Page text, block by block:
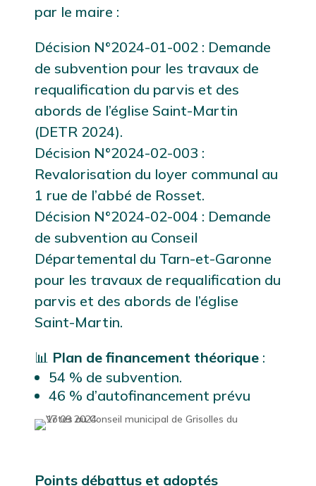
par le maire :
Décision N°2024-01-002 : Demande
de subvention pour les travaux de
requalification du parvis et des
abords de l’église Saint-Martin
(DETR 2024).
Décision N°2024-02-003 :
Revalorisation du loyer communal au
1 rue de l’abbé de Rosset.
Décision N°2024-02-004 : Demande
de subvention au Conseil
Départemental du Tarn-et-Garonne
pour les travaux de requalification du
parvis et des abords de l’église
Saint-Martin.
📊 Plan de financement théorique:
54 % de subvention.
46 % d’autofinancement prévu
Points débattus et adoptés